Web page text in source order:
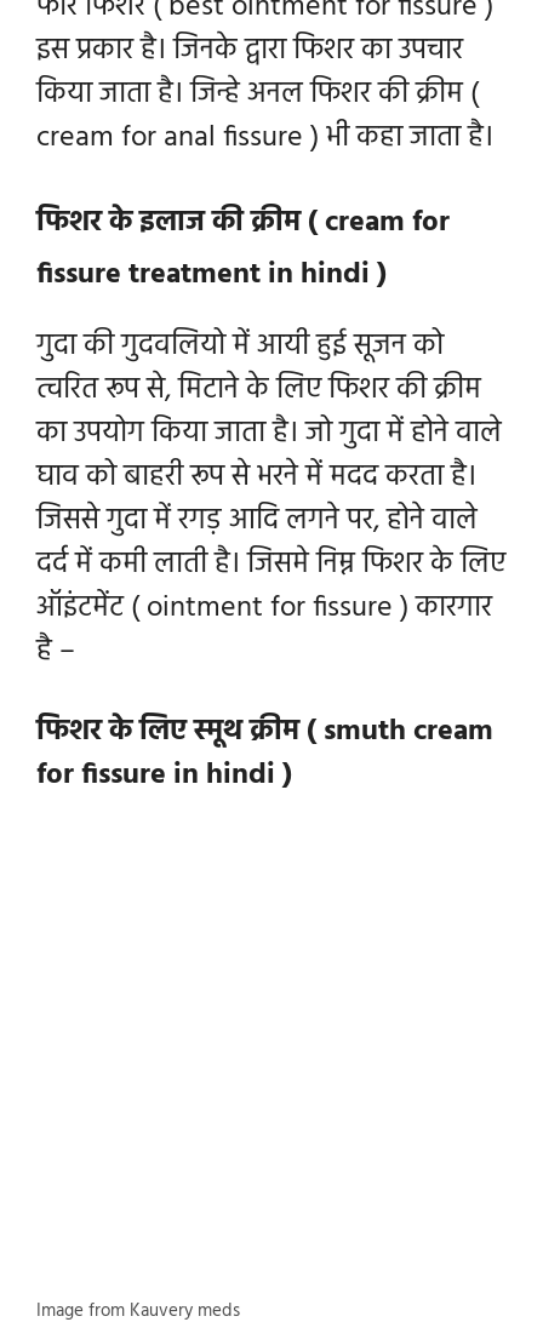
इस प्रकार है। जिनके द्वारा फिशर का उपचार
किया जाता है। जिन्हे अनल फिशर की क्रीम (
cream for anal fissure ) भी कहा जाता है।
फिशर के इलाज की क्रीम ( cream for
fissure treatment in hindi )
गुदा की गुदवलियो में आयी हुई सूजन को
त्वरित रूप से, मिटाने के लिए फिशर की क्रीम
का उपयोग किया जाता है। जो गुदा में होने वाले
घाव को बाहरी रूप से भरने में मदद करता है।
जिससे गुदा में रगड़ आदि लगने पर, होने वाले
दर्द में कमी लाती है। जिसमे निम्न फिशर के लिए
ऑइंटमेंट ( ointment for fissure ) कारगार
है –
फिशर के लिए स्मूथ क्रीम ( smuth cream
for fissure in hindi )
Image from Kauvery meds